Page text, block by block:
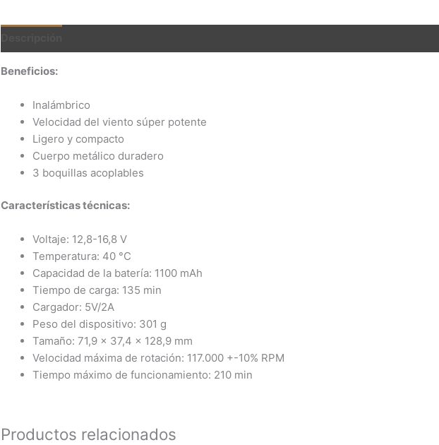
Beneficios:
Inalámbrico
Velocidad del viento súper potente
Ligero y compacto
Cuerpo metálico duradero
3 boquillas acoplables
Características técnicas:
Voltaje: 12,8-16,8 V
Temperatura: 40 °C
Capacidad de la batería: 1100 mAh
Tiempo de carga: 135 min
Cargador: 5V/2A
Peso del dispositivo: 301 g
Tamaño: 71,9 x 37,4 x 128,9 mm
Velocidad máxima de rotación: 117.000 +-10% RPM
Tiempo máximo de funcionamiento: 210 min
Productos relacionados